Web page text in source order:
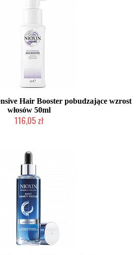
Hair Booster pobudzające wzrost
włosów 50ml
116,05 zł